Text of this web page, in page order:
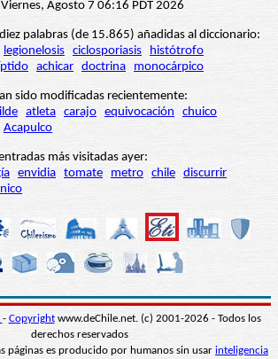
Agosto 7 06:16 PDT 2026
palabras (de 15.865) añadidas al diccionario:
legionelosis ciclosporiasis
histótrofo
achicar doctrina monocárpico
sido modificadas recientemente:
atleta carajo equivocación
chuico
Acapulco
más visitadas ayer:
envidia tomate metro chile discurrir
- Copyrightwww.deChile.net. (c) 2001-2026 - Todos los
derechos reservados
páginas es producido por humanos sin usar inteligencia